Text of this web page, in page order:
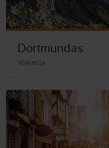
Dortmundas
Vokietija